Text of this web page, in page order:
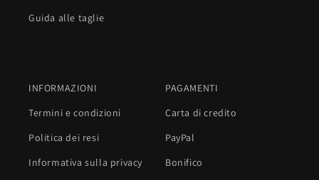
Guida alle taglie
INFORMAZIONI
Termini e condizioni
Politica dei resi
Informativa sulla privacy
PAGAMENTI
Carta di credito
PayPal
Bonifico